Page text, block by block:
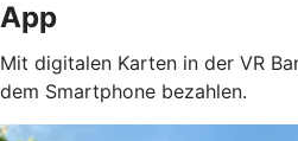
App
Mit digitalen Karten in der VR
dem Smartphone bezahlen.